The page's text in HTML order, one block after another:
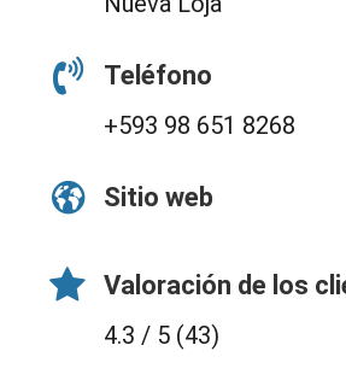
Teléfono
+593 98 651 8268
Sitio web
Valoración de los
4.3 / 5 (43)